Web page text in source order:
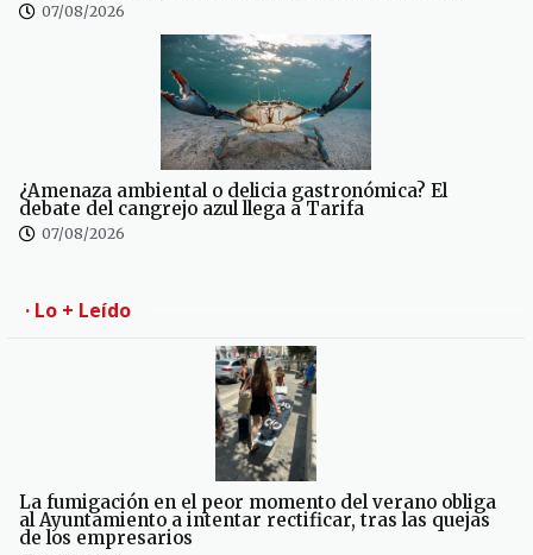
07/08/2026
¿Amenaza ambiental o delicia gastronómica? El
debate del cangrejo azul llega a Tarifa
07/08/2026
· Lo + Leído
La fumigación en el peor momento del verano obliga
al Ayuntamiento a intentar rectificar, tras las quejas
de los empresarios